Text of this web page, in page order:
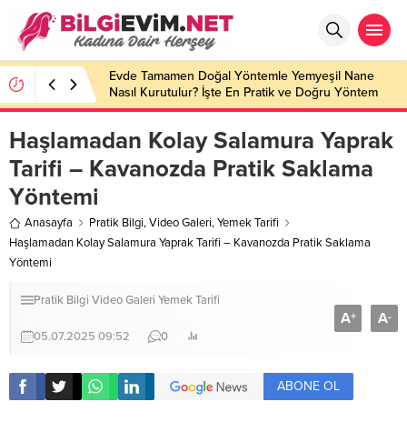
Evde Tamamen Doğal Yöntemle Yemyeşil Nane
Nasıl Kurutulur? İşte En Pratik ve Doğru Yöntem
Haşlamadan Kolay Salamura Yaprak
Tarifi – Kavanozda Pratik Saklama
Yöntemi
Anasayfa Pratik Bilgi,Video Galeri,Yemek Tarifi
Haşlamadan Kolay Salamura Yaprak Tarifi – Kavanozda Pratik Saklama
Yöntemi
Pratik Bilgi Video Galeri Yemek Tarifi
05.07.2025 09:52 0
A+ A-
ABONE OL